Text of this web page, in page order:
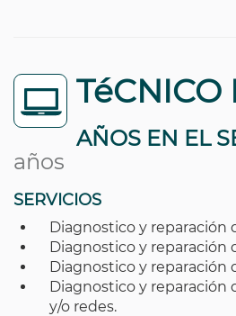
TéCNICO
AÑOS EN EL
años
SERVICIOS
Diagnostico y reparación
Diagnostico y reparación
Diagnostico y reparación
Diagnostico y reparación
y/o redes.